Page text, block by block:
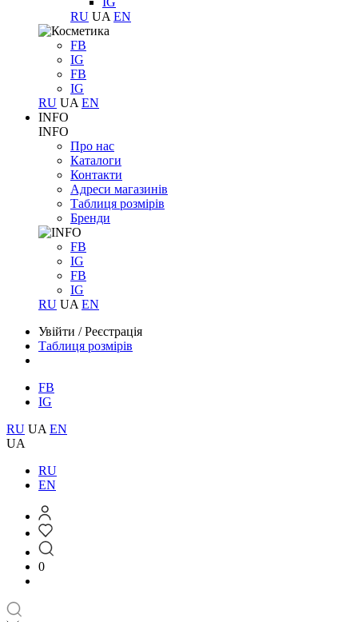
RU UA EN
FB
IG
FB
IG
RU UA EN
INFO
INFO
Про нас
Каталоги
Контакти
Адреси магазинів
Таблиця розмірів
Бренди
FB
IG
FB
IG
RU UA EN
Увійти /Реєстрація
Таблиця розмірів
FB
IG
RU UA EN
UA
RU
EN
0